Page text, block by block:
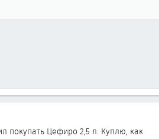
покупать Цефиро 2,5 л. Куплю, как